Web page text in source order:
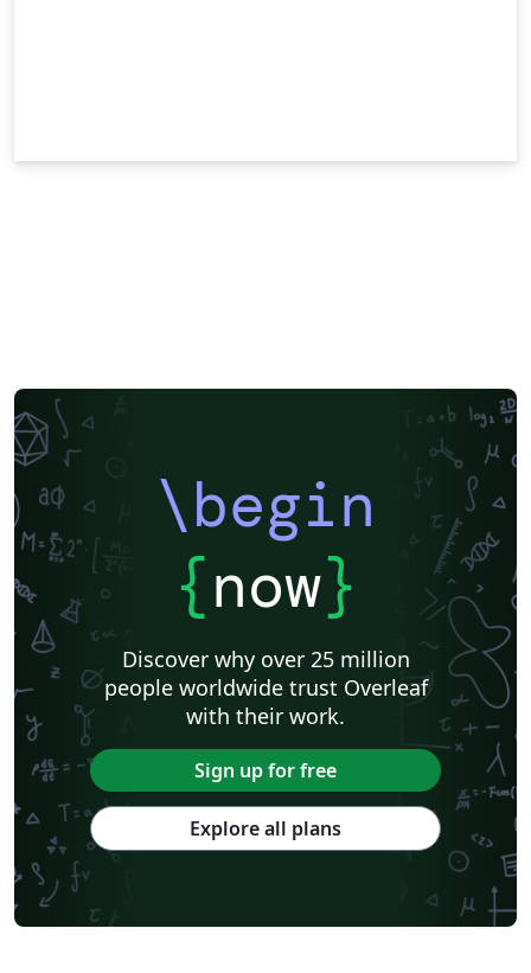
\begin
{now}
Discover why over 25 million
people worldwide trust Overleaf
with their work.
Sign up for free
Explore all plans